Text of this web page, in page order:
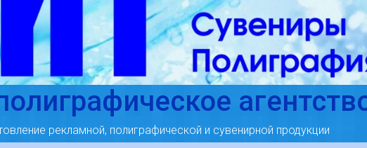
рекламной, полиграфической и сувенирной продукции